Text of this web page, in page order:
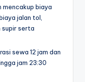
mencakup biaya
jalan tol,
supir serta
sewa 12 jam dan
jam 23:30